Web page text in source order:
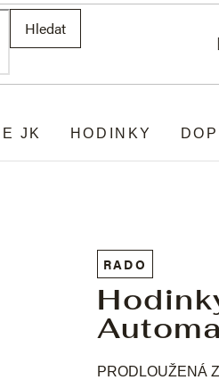
Hledat
JK HODINKY
RADO
PRODLOUŽENÁ